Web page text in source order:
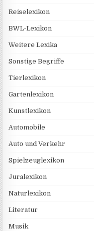
Reiselexikon
BWL-Lexikon
Weitere Lexika
Sonstige Begriffe
Tierlexikon
Gartenlexikon
Kunstlexikon
Automobile
Auto und Verkehr
Spielzeuglexikon
Juralexikon
Naturlexikon
Literatur
Musik